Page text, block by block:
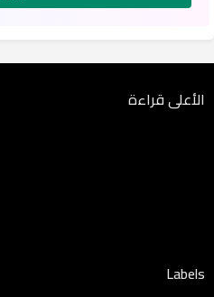
الأعلى قراءة
Labels